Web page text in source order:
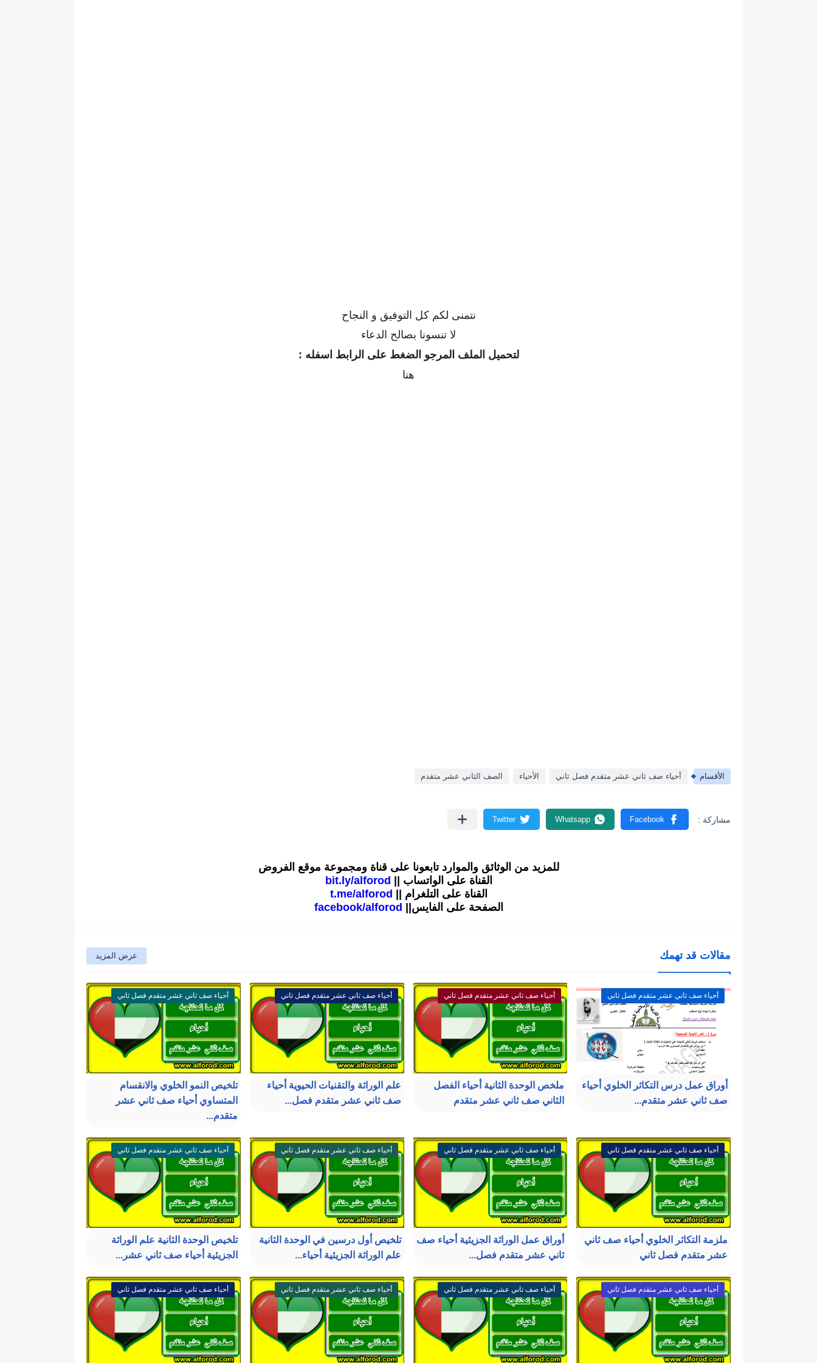
نتمنى لكم كل التوفيق و النجاح
لا تنسونا بصالح الدعاء
لتحميل الملف المرجو الضغط على الرابط اسفله :
هنا
الأقسام أحياء صف ثاني عشر متقدم فصل ثاني الأحياء الصف الثاني عشر متقدم
للمزيد من الوثائق والموارد تابعونا على قناة ومجموعة موقع الفروض
القناة على الواتساب ||
bit.ly/alforod
القناة على التلغرام ||
t.me/alforod
الصفحة على الفايس||
facebook/alforod
مقالات قد تهمك عرض المزيد
أحياء صف ثاني عشر متقدم فصل ثاني
أوراق عمل درس التكاثر الخلوي أحياء
صف ثاني عشر متقدم...
أحياء صف ثاني عشر متقدم فصل ثاني
ملخص الوحدة الثانية أحياء الفصل
الثاني صف ثاني عشر متقدم
أحياء صف ثاني عشر متقدم فصل ثاني
علم الوراثة والتقنيات الحيوية أحياء
صف ثاني عشر متقدم فصل...
أحياء صف ثاني عشر متقدم فصل ثاني
تلخيص النمو الخلوي والانقسام
المتساوي أحياء صف ثاني عشر
متقدم...
أحياء صف ثاني عشر متقدم فصل ثاني
ملزمة التكاثر الخلوي أحياء صف ثاني
عشر متقدم فصل ثاني
أحياء صف ثاني عشر متقدم فصل ثاني
أوراق عمل الوراثة الجزيئية أحياء صف
ثاني عشر متقدم فصل...
أحياء صف ثاني عشر متقدم فصل ثاني
تلخيص أول درسين في الوحدة الثانية
علم الوراثة الجزيئية أحياء...
أحياء صف ثاني عشر متقدم فصل ثاني
تلخيص الوحدة الثانية علم الوراثة
الجزيئية أحياء صف ثاني عشر...
أحياء صف ثاني عشر متقدم فصل ثاني أحياء صف ثاني عشر متقدم فصل ثاني أحياء صف ثاني عشر متقدم فصل ثاني أحياء صف ثاني عشر متقدم فصل ثاني